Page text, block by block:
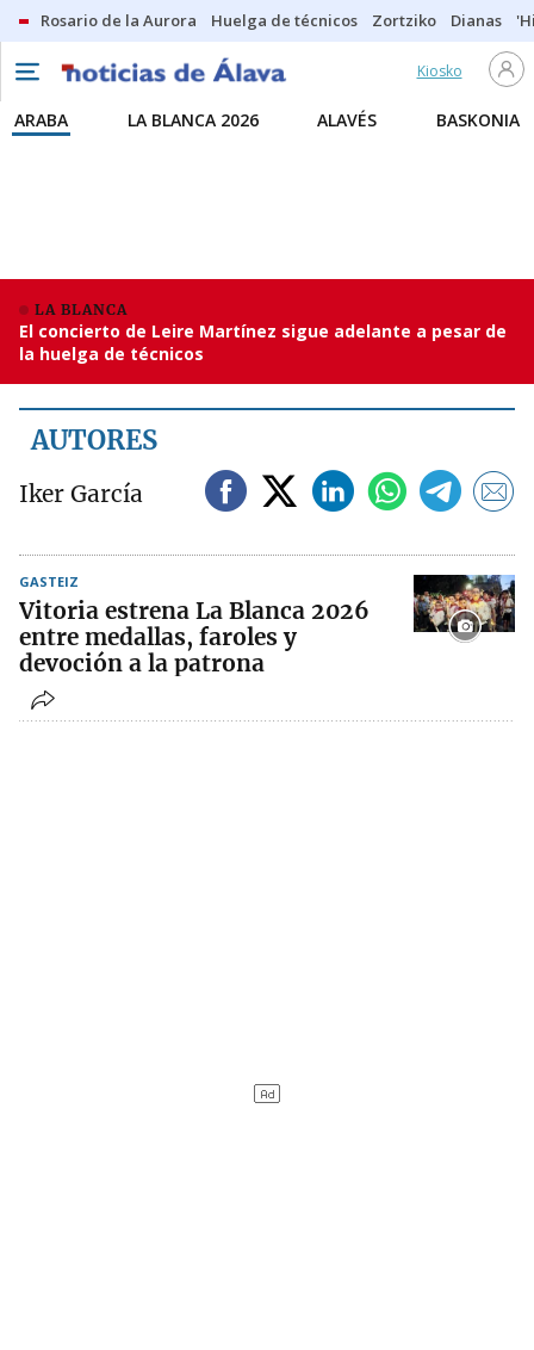
Rosario de la Aurora Huelga de técnicos Zortziko Dianas
Kiosko
ARABA LA BLANCA 2026 ALAVÉS BASKONIA
LA BLANCA
El concierto de Leire Martínez sigue adelante a pesar de
la huelga de técnicos
AUTORES
Iker García
GASTEIZ
Vitoria estrena La Blanca 2026
entre medallas, faroles y
devoción a la patrona